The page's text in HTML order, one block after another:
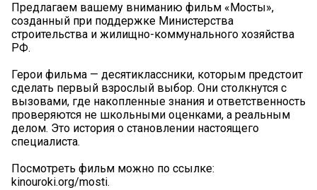
Предлагаем вашему вниманию фильм «Мосты»,
созданный при поддержке Министерства
строительства и жилищно-коммунального хозяйства
РФ.
Герои фильма — десятиклассники, которым предстоит
сделать первый взрослый выбор. Они столкнутся с
вызовами, где накопленные знания и ответственность
проверяются не школьными оценками, а реальным
делом. Это история о становлении настоящего
специалиста.
Посмотреть фильм можно по ссылке:
kinouroki.org/mosti.